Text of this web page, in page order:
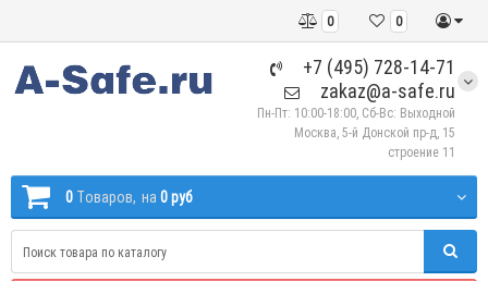
0
0
+7 (495) 728-14-71
zakaz@a-safe.ru
Пн-Пт: 10:00-18:00, Сб-Вс: Выходной
Москва, 5-й Донской пр-д, 15
строение 11
0 Tоваров, на 0 руб